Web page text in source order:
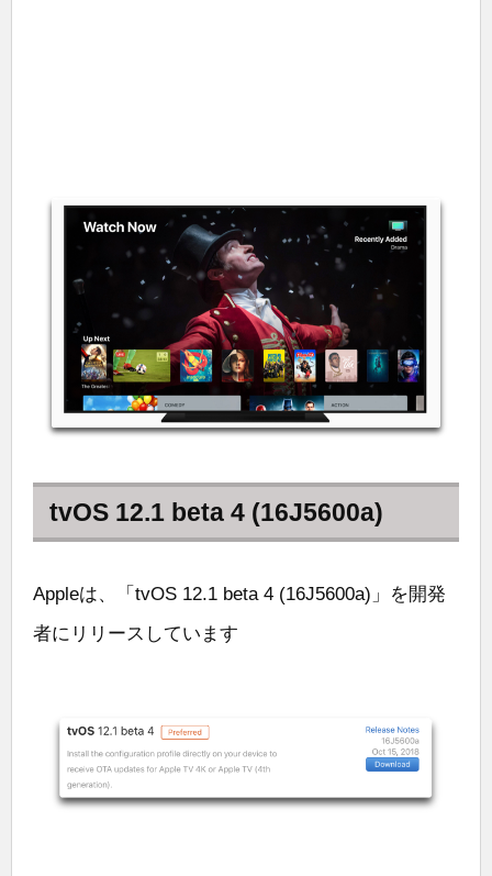
tvOS 12.1 beta 4 (16J5600a)
Appleは、「tvOS 12.1 beta 4 (16J5600a)」を開発
者にリリースしています